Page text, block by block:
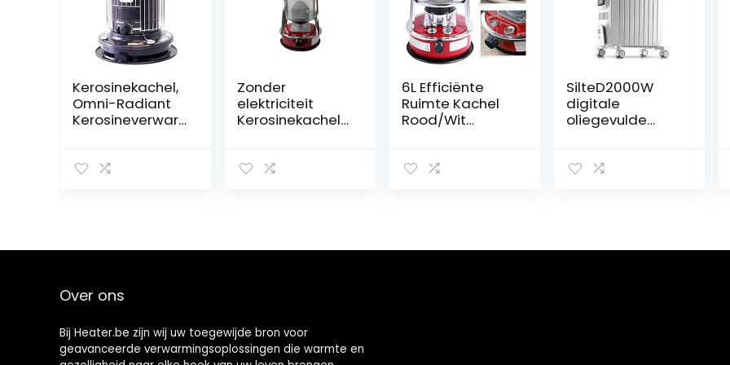
Kerosinekachel,
Omni-Radiant
Kerosineverwar
zuigoliepijp,
Indoor
Zonder
elektriciteit
Kerosinekachel
Kerosineoliever
(Size : 4.6L/Red)
6L Efficiënte
Ruimte Kachel
Rood/Wit
Verwarming
Camping (Size :
SilteD2000W
digitale
oliegevulde
draagbaar
warmte-
Over ons
Bij Heater.be zijn wij uw toegewijde bron voor
geavanceerde verwarmingsoplossingen die warmte en